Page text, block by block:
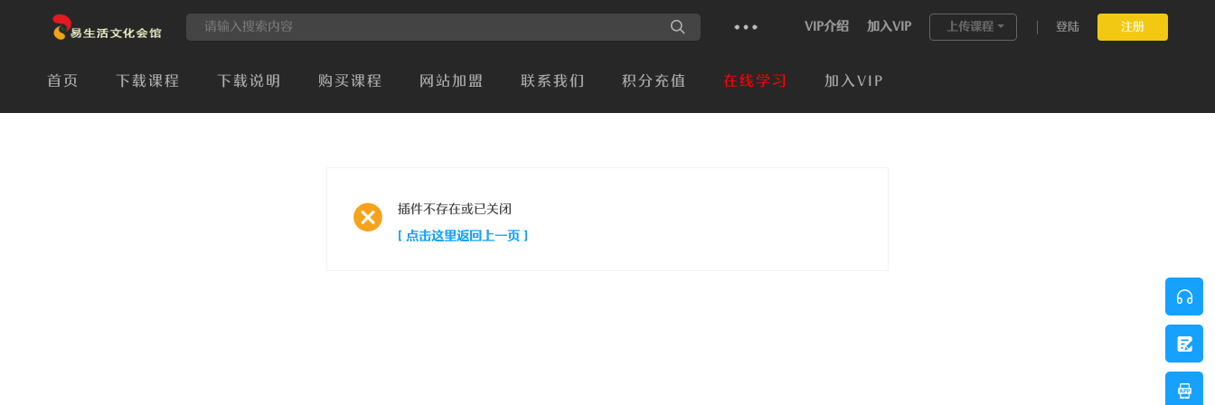
VIP介绍 加入VIP 上传课程 登陆 注册
首页 下载课程 下载说明 购买课程 网站加盟 联系我们 积分充值 在线学习 加入VIP
插件不存在或已关闭
[ 点击这里返回上一页 ]